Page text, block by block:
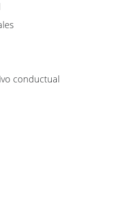
conductual